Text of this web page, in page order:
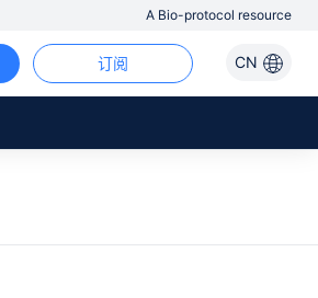
A Bio-protocol resource
CN
订阅